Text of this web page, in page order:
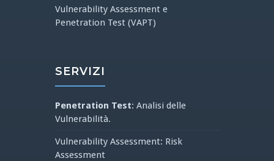
Vulnerability Assessment e
Penetration Test (VAPT)
SERVIZI
Penetration Test: Analisi delle
Vulnerabilità.
Vulnerability Assessment: Risk
Assessment